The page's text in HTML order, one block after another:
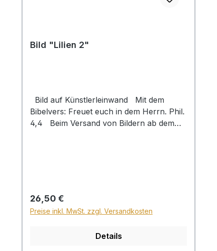
Bild "Lilien 2"
Bild auf Künstlerleinwand Mit dem
Bibelvers: Freuet euch in dem Herrn. Phil.
4,4 Beim Versand von Bildern ab dem
Sperrgutzuschlag 30€.
Regulärer Preis:
26,50 €
Preise inkl. MwSt. zzgl. Versandkosten
Details